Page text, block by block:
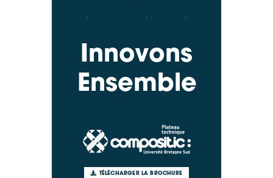
Innovons
Ensemble
TÉLÉCHARGER LA BROCHURE